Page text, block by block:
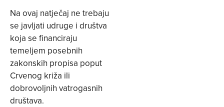
Na ovaj natječaj ne trebaju
se javljati udruge i društva
koja se financiraju
temeljem posebnih
zakonskih propisa poput
Crvenog križa ili
dobrovoljnih vatrogasnih
društava.